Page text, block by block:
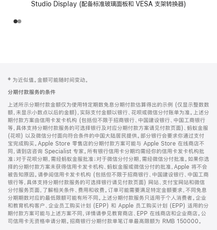
Studio Display (配备标准玻璃面板和 VESA 支架转换器)
页
页
脚
注
‡ 为近似值。金额可能随时间变动。
分期付款服务的条件
上述所示分期付款金额仅为使用特定期数免息分期付款估算得出的示例 (仅显示整数数
额，未显示小数点以后的金额)，实际支付金额以银行、花呗或微信分付账单为准。上述分
期付款方案由信用卡发卡机构 (包括但不限于招商银行、中国建设银行、中国工商银行
等，具体支持分期付款服务的可选择银行及对应分期付款方案请见付款页面)、蚂蚁金服
(花呗) 以及微信分付面向符合条件的中国大陆居民提供。部分银行会要求你通过支付
宝完成购买。Apple Store 零售店的分期付款方案可能与 Apple Store 在线商店不
同，请到店咨询 Specialist 专家。所有银行信用卡分期均需经你的信用卡发卡机构批
准；对于花呗分期，需经蚂蚁金服批准；对于微信分付分期，需经微信分付批准。如果你选
择的分期付款方案未获得信用卡发卡机构、蚂蚁金服或微信分付的批准，Apple 将不会
被告知原因。请参阅信用卡发卡机构 (包括但不限于招商银行、中国建设银行、中国工商
银行等，具体支持分期付款服务的可选择银行请见付款页面) 网站、支付宝网站和微信
分付服务页面，了解相关条件、费用和收费。订单可能需要满足特定金额要求，不同免息
分期期数对应的最低限额可能有所不同。上述分期付款服务只适用于个人消费者。企业
和教育机构客户、企业员工购买计划 (EPP) 和 Apple 员工购买计划 (EPP) 适用的分
期付款方案可能与上述方案不同，详情请参见教育商店、EPP 在线商店和企业商店。公
司信用卡无资格申请分期。招商银行分期付款单笔订单最高限额为 RMB 150000。